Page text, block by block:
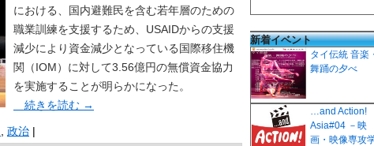
における、国内避難民を含む若年層のための
職業訓練を支援するため、USAIDからの支援
減少により資金減少となっている国際移住機
関（IOM）に対して3.56億円の無償資金協力
を実施することが明らかになった。
続きを読む →
政治 |
新着イベント
タイ伝統 音楽・
舞踊の夕べ
…and Action!
Asia#04 －映
画・映像専攻